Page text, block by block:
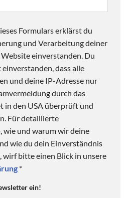
Formulars erklärst du
und Verarbeitung deiner
einverstanden. Du
dass alle
und deine IP-Adresse nur
durch das
in den USA überprüft und
Für detaillierte
wie und warum wir deine
wie du dein Einverständnis
bitte einen Blick in unsere
*
ein!